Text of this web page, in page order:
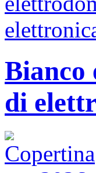
Bianco
di